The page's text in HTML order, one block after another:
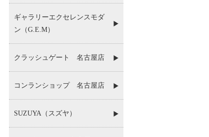
ギャラリーエクセレンスモダ
ン（G.E.M）
クラッシュゲート 名古屋店
コンランショップ 名古屋店
SUZUYA（スズヤ）